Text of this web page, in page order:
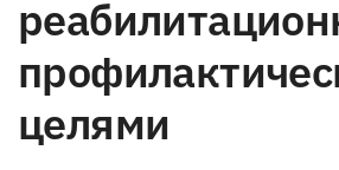
целями